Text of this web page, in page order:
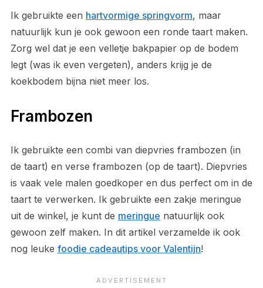
Ik gebruikte een hartvormige springvorm, maar
natuurlijk kun je ook gewoon een ronde taart maken.
Zorg wel dat je een velletje bakpapier op de bodem
legt (was ik even vergeten), anders krijg je de
koekbodem bijna niet meer los.
Frambozen
Ik gebruikte een combi van diepvries frambozen (in
de taart) en verse frambozen (op de taart). Diepvries
is vaak vele malen goedkoper en dus perfect om in de
taart te verwerken. Ik gebruikte een zakje meringue
uit de winkel, je kunt de meringue natuurlijk ook
gewoon zelf maken. In dit artikel verzamelde ik ook
nog leuke foodie cadeautips voor Valentijn!